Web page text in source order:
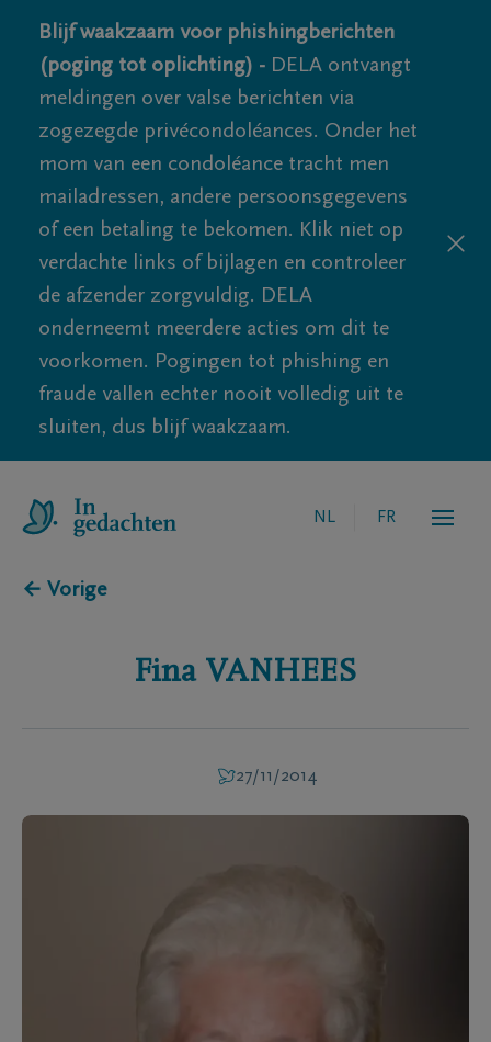
Blijf waakzaam voor phishingberichten
(poging tot oplichting) - DELA ontvangt
meldingen over valse berichten via
zogezegde privécondoléances. Onder het
mom van een condoléance tracht men
mailadressen, andere persoonsgegevens
of een betaling te bekomen. Klik niet op
verdachte links of bijlagen en controleer
de afzender zorgvuldig. DELA
onderneemt meerdere acties om dit te
voorkomen. Pogingen tot phishing en
fraude vallen echter nooit volledig uit te
sluiten, dus blijf waakzaam.
NL FR
← Vorige
Fina VANHEES
27/11/2014